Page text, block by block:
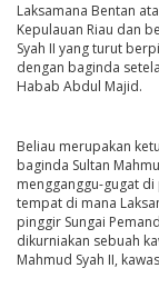
Laksamana Bentan
Kepulauan Riau dan
Syah II yang turut
dengan baginda
Habab Abdul Majid.
Beliau merupakan
baginda Sultan
mengganggu-gugat di
tempat di mana
pinggir Sungai
dikurniakan sebuah
Mahmud Syah II,